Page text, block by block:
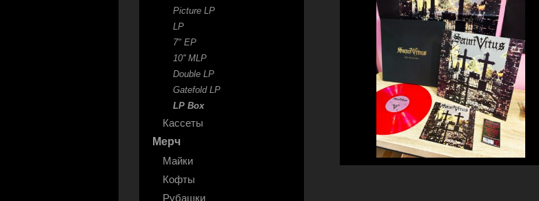
Picture LP
LP
7" EP
10'' MLP
Double LP
Gatefold LP
LP Box
Кассеты
Мерч
Майки
Кофты
Рубашки